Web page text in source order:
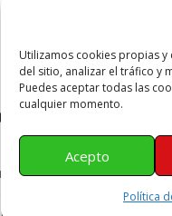
Utilizamos cookies propias
del sitio, analizar el tráfico y
Puedes aceptar todas las
cualquier momento.
Acepto
Política
GENERALES
Web
de Uso (en
la apariencia externa de